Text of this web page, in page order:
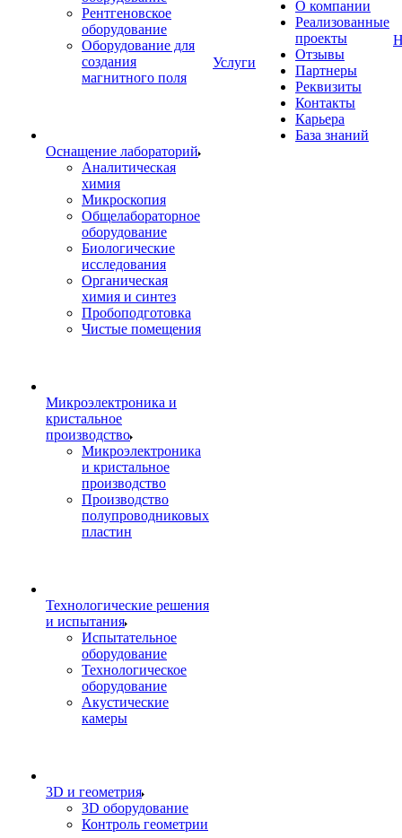
Рентгеновское
оборудование
Оборудование для
создания
магнитного поля
Оснащение лабораторий
Аналитическая
химия
Микроскопия
Общелабораторное
оборудование
Биологические
исследования
Органическая
химия и синтез
Пробоподготовка
Чистые помещения
Микроэлектроника и
кристальное
производство
Микроэлектроника
и кристальное
производство
Производство
полупроводниковых
пластин
Технологические решения
и испытания
Испытательное
оборудование
Технологическое
оборудование
Акустические
камеры
3D и геометрия
3D оборудование
Контроль геометрии
Услуги
О компании
Реализованные
проекты
Отзывы
Партнеры
Реквизиты
Контакты
Карьера
База знаний